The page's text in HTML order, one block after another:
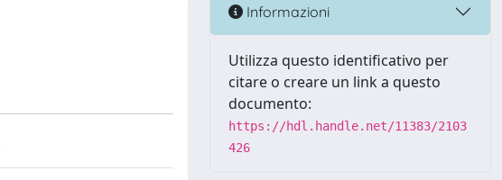
Informazioni
Utilizza questo identificativo per
citare o creare un link a questo
documento:
https://hdl.handle.net/11383/2103
426